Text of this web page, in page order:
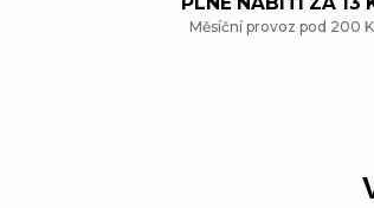
Měsíční provoz pod 200